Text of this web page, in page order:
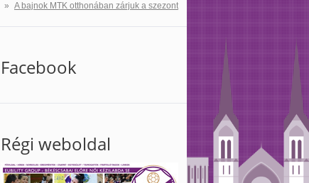
A bajnok MTK otthonában zárjuk a szezont
Facebook
Régi weboldal